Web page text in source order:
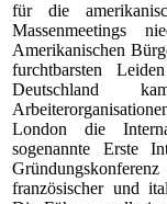
für die
Massenmeetings
Amerikanischen
furchtbarsten
Deutschland
London die
sogenannte Erste
französischer und